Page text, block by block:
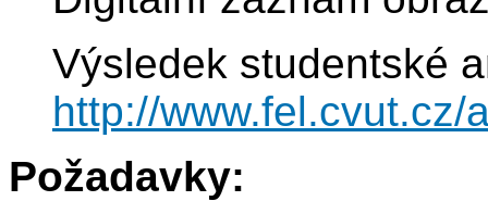
Výsledek studentské
http://
Požadavky: